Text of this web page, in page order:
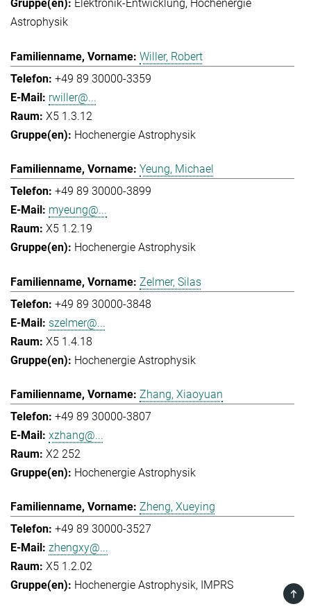
Elektronik-Entwicklung Hochenergie
Astrophysik
Willer, Robert
+49 89 30000-3359
rwiller@...
X5 1.3.12
Hochenergie Astrophysik
Yeung, Michael
+49 89 30000-3899
myeung@...
X5 1.2.19
Hochenergie Astrophysik
Zelmer, Silas
+49 89 30000-3848
szelmer@...
X5 1.4.18
Hochenergie Astrophysik
Zhang, Xiaoyuan
+49 89 30000-3807
xzhang@...
X2 252
Hochenergie Astrophysik
Zheng, Xueying
+49 89 30000-3527
zhengxy@...
X5 1.2.02
Hochenergie Astrophysik
IMPRS
TOP